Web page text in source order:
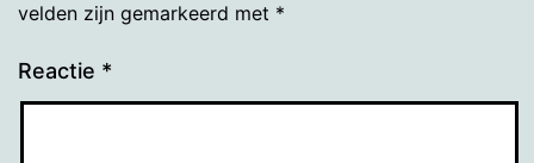
velden zijn gemarkeerd met *
Reactie *